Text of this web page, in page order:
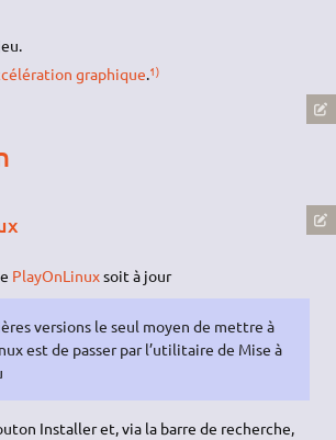
graphique.1)
PlayOnLinuxsoit à jour
versions le seul moyen de mettre à
est de passer par l’utilitaire de Mise à
Installer et, via la barre de recherche,